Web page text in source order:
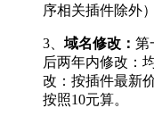
序相关插件除外）
3、 域名修改： 第
后两年内修改：
改：按插件最新
按照10元算。